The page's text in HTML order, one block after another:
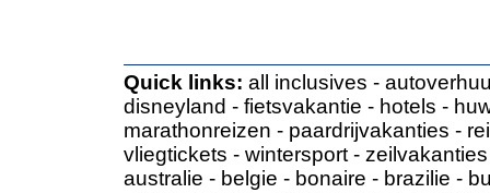
Quick links: all inclusives -
disneyland - fietsvakantie - hotels -
marathonreizen - paardrijvakanties -
vliegtickets - wintersport - zeilvakanties
australie - belgie - bonaire - brazilie -